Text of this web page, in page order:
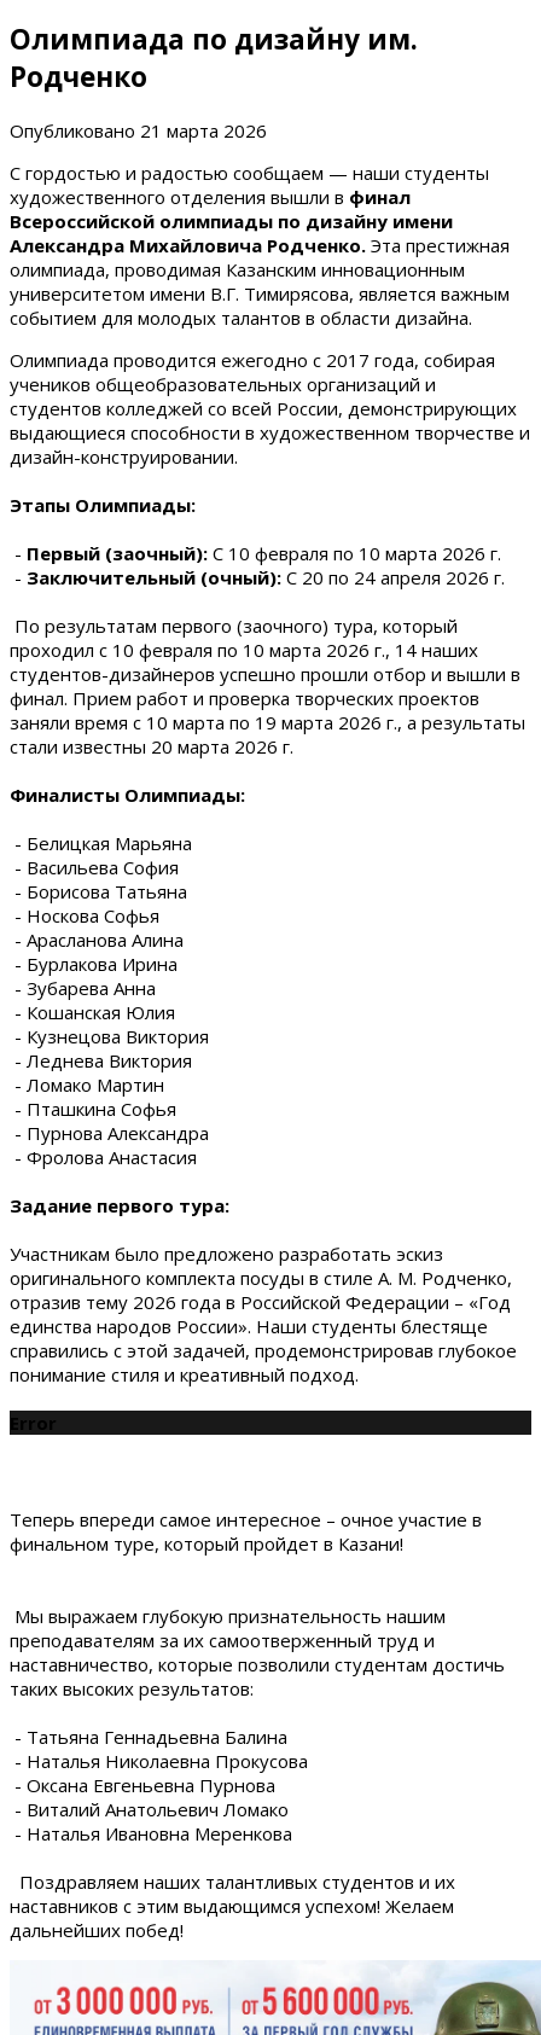
Олимпиада по дизайну им.
Родченко
Опубликовано 21 марта 2026
С гордостью и радостью сообщаем — наши студенты
художественного отделения вышли в финал
Всероссийской олимпиады по дизайну имени
Александра Михайловича Родченко. Эта престижная
олимпиада, проводимая Казанским инновационным
университетом имени В.Г. Тимирясова, является важным
событием для молодых талантов в области дизайна.
Олимпиада проводится ежегодно с 2017 года, собирая
учеников общеобразовательных организаций и
студентов колледжей со всей России, демонстрирующих
выдающиеся способности в художественном творчестве и
дизайн-конструировании.
Этапы Олимпиады:
- Первый (заочный): С 10 февраля по 10 марта 2026 г.
- Заключительный (очный): С 20 по 24 апреля 2026 г.
По результатам первого (заочного) тура, который
проходил с 10 февраля по 10 марта 2026 г., 14 наших
студентов-дизайнеров успешно прошли отбор и вышли в
финал. Прием работ и проверка творческих проектов
заняли время с 10 марта по 19 марта 2026 г., а результаты
стали известны 20 марта 2026 г.
Финалисты Олимпиады:
- Белицкая Марьяна
- Васильева София
- Борисова Татьяна
- Носкова Софья
- Арасланова Алина
- Бурлакова Ирина
- Зубарева Анна
- Кошанская Юлия
- Кузнецова Виктория
- Леднева Виктория
- Ломако Мартин
- Пташкина Софья
- Пурнова Александра
- Фролова Анастасия
Задание первого тура:
Участникам было предложено разработать эскиз
оригинального комплекта посуды в стиле А. М. Родченко,
отразив тему 2026 года в Российской Федерации – «Год
единства народов России». Наши студенты блестяще
справились с этой задачей, продемонстрировав глубокое
понимание стиля и креативный подход.
Error
Теперь впереди самое интересное – очное участие в
финальном туре, который пройдет в Казани!
Мы выражаем глубокую признательность нашим
преподавателям за их самоотверженный труд и
наставничество, которые позволили студентам достичь
таких высоких результатов:
- Татьяна Геннадьевна Балина
- Наталья Николаевна Прокусова
- Оксана Евгеньевна Пурнова
- Виталий Анатольевич Ломако
- Наталья Ивановна Меренкова
Поздравляем наших талантливых студентов и их
наставников с этим выдающимся успехом! Желаем
дальнейших побед!